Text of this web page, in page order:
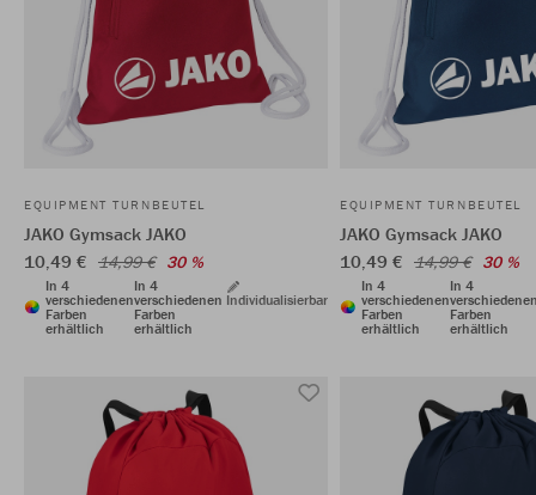
EQUIPMENT TURNBEUTEL
JAKO Gymsack JAKO
10,49 € 14,99 € 30 %
In 4
verschiedenen
Farben
erhältlich
In 4
verschiedenen
Farben
erhältlich
Individualisierbar
EQUIPMENT TURNBEUTEL
JAKO Gymsack JAKO
10,49 € 14,99 € 30 %
In 4
verschiedenen
Farben
erhältlich
In 4
Farben
erhältlich